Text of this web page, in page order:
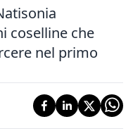
coselline che
nel primo